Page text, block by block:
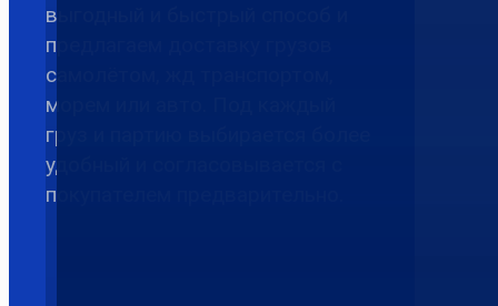
выгодный и быстрый способ и
предлагаем доставку грузов
самолётом, жд транспортом,
морем или авто. Под каждый
груз и партию выбирается более
удобный и согласовывается с
покупателем предварительно.